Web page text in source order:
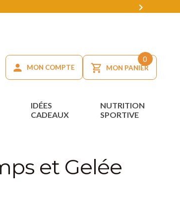

MON COMPTE MON PANIER
0
IDÉES
CADEAUX
NUTRITION
SPORTIVE
et Gelée